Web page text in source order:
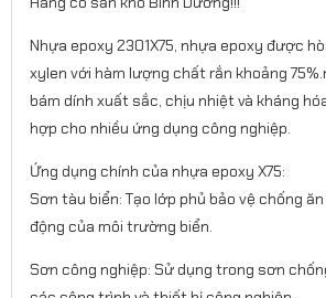
Nhựa epoxy 2301X75, nhựa epoxy được
xylen với hàm lượng chất rắn khoảng
bám dính xuất sắc, chịu nhiệt và kháng
hợp cho nhiều ứng dụng công nghiệp.​
Ứng dụng chính của nhựa epoxy X75:
Sơn tàu biển: Tạo lớp phủ bảo vệ chống
động của môi trường biển.​
Sơn công nghiệp: Sử dụng trong sơn